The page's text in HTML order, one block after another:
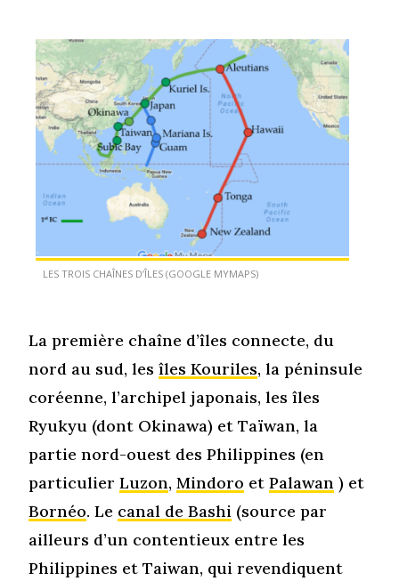
LES TROIS CHAÎNES D’ÎLES (GOOGLE MYMAPS)
La première chaîne d’îles connecte, du
nord au sud, lesîles Kouriles, la péninsule
coréenne, l’archipel japonais, les îles
Ryukyu (dont Okinawa) et Taïwan, la
partie nord-ouest des Philippines (en
particulierLuzon,Mindoro etPalawan ) et
Bornéo. Le canal de Bashi (source par
ailleurs d’un contentieux entre les
Philippines et Taiwan, qui revendiquent